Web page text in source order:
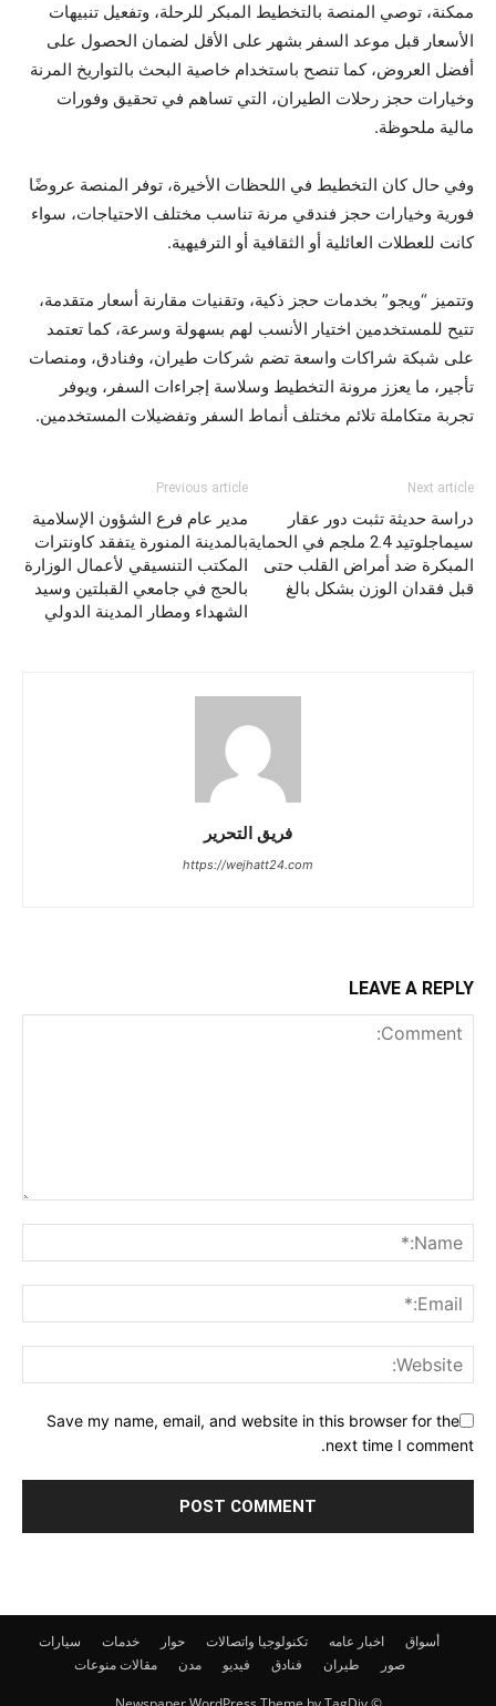
ممكنة، توصي المنصة بالتخطيط المبكر للرحلة، وتفعيل تنبيهات
الأسعار قبل موعد السفر بشهر على الأقل لضمان الحصول على
أفضل العروض، كما تنصح باستخدام خاصية البحث بالتواريخ المرنة
وخيارات حجز رحلات الطيران، التي تساهم في تحقيق وفورات
مالية ملحوظة.
وفي حال كان التخطيط في اللحظات الأخيرة، توفر المنصة عروضًا
فورية وخيارات حجز فندقي مرنة تناسب مختلف الاحتياجات، سواء
كانت للعطلات العائلية أو الثقافية أو الترفيهية.
وتتميز “ويجو” بخدمات حجز ذكية، وتقنيات مقارنة أسعار متقدمة،
تتيح للمستخدمين اختيار الأنسب لهم بسهولة وسرعة، كما تعتمد
على شبكة شراكات واسعة تضم شركات طيران، وفنادق، ومنصات
تأجير، ما يعزز مرونة التخطيط وسلاسة إجراءات السفر، ويوفر
تجربة متكاملة تلائم مختلف أنماط السفر وتفضيلات المستخدمين.
Previous article
مدير عام فرع الشؤون الإسلامية
بالمدينة المنورة يتفقد كاونترات
المكتب التنسيقي لأعمال الوزارة
بالحج في جامعي القبلتين وسيد
الشهداء ومطار المدينة الدولي
Next article
دراسة حديثة تثبت دور عقار
سيماجلوتيد 2.4 ملجم في الحماية
المبكرة ضد أمراض القلب حتى
قبل فقدان الوزن بشكل بالغ
فريق التحرير
https://wejhatt24.com
LEAVE A REPLY
Save my name, email, and website in this browser for the
next time I comment.
أسواق اخبار عامه تكنولوجيا واتصالات حوار خدمات
سيارات
صور
طيران فنادق فيديو مدن مقالات منوعات